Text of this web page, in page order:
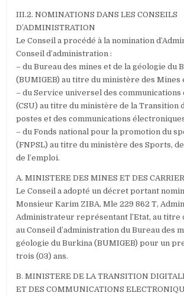
III.2. NOMINATIONS DANS LES CONSEILS
D’ADMINISTRATION
Le Conseil a procédé à la nomination
Conseil d’administration :
– du Bureau des mines et de la géologie du
(BUMIGEB) au titre du ministère des Mines
– du Service universel des
(CSU) au titre du ministère de la Transition
postes et des communications
– du Fonds national pour la promotion du
(FNPSL) au titre du ministère des Sports,
de l’emploi.
A. MINISTERE DES MINES ET DES
Le Conseil a adopté un décret portant
Monsieur Karim ZIBA, Mle 229 862 T,
Administrateur représentant l’Etat, au titre
au Conseil d’administration du Bureau des
géologie du Burkina (BUMIGEB) pour un
trois (03) ans.
B. MINISTERE DE LA TRANSITION
ET DES COMMUNICATIONS